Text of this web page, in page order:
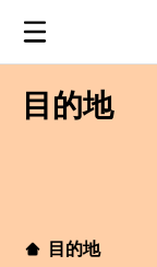
目的地
目的地